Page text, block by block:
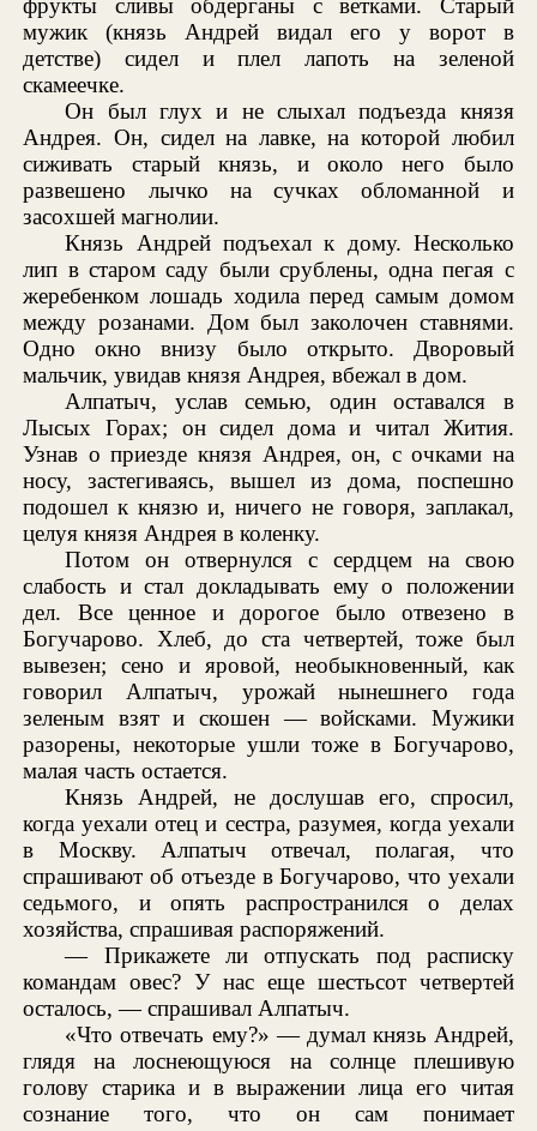
фрукты сливы обдерганы с ветками. Старый
мужик (князь Андрей видал его у ворот в
детстве) сидел и плел лапоть на зеленой
скамеечке.
Он был глух и не слыхал подъезда князя
Андрея. Он, сидел на лавке, на которой любил
сиживать старый князь, и около него было
развешено лычко на сучках обломанной и
засохшей магнолии.
Князь Андрей подъехал к дому. Несколько
лип в старом саду были срублены, одна пегая с
жеребенком лошадь ходила перед самым домом
между розанами. Дом был заколочен ставнями.
Одно окно внизу было открыто. Дворовый
мальчик, увидав князя Андрея, вбежал в дом.
Алпатыч, услав семью, один оставался в
Лысых Горах; он сидел дома и читал Жития.
Узнав о приезде князя Андрея, он, с очками на
носу, застегиваясь, вышел из дома, поспешно
подошел к князю и, ничего не говоря, заплакал,
целуя князя Андрея в коленку.
Потом он отвернулся с сердцем на свою
слабость и стал докладывать ему о положении
дел. Все ценное и дорогое было отвезено в
Богучарово. Хлеб, до ста четвертей, тоже был
вывезен; сено и яровой, необыкновенный, как
говорил Алпатыч, урожай нынешнего года
зеленым взят и скошен — войсками. Мужики
разорены, некоторые ушли тоже в Богучарово,
малая часть остается.
Князь Андрей, не дослушав его, спросил,
когда уехали отец и сестра, разумея, когда уехали
в Москву. Алпатыч отвечал, полагая, что
спрашивают об отъезде в Богучарово, что уехали
седьмого, и опять распространился о делах
хозяйства, спрашивая распоряжений.
— Прикажете ли отпускать под расписку
командам овес? У нас еще шестьсот четвертей
осталось, — спрашивал Алпатыч.
«Что отвечать ему?» — думал князь Андрей,
глядя на лоснеющуюся на солнце плешивую
голову старика и в выражении лица его читая
сознание того, что он сам понимает